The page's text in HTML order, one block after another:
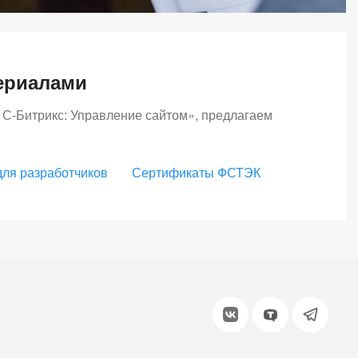
Битрикс: Управление сайтом», предлагаем
разработчиков Сертификаты ФСТЭК